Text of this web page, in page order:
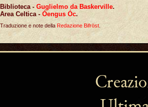
Biblioteca -Guglielmo da Baskerville.
Area Celtica -Óengus Óc.
Traduzione e note dellaRedazione Bifröst